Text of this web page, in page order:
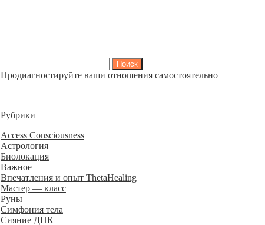
Продиагностируйте ваши отношения самостоятельно
Рубрики
Access Consciousness
Астрология
Биолокация
Важное
Впечатления и опыт ThetaHealing
Мастер — класс
Руны
Симфония тела
Сияние ДНК